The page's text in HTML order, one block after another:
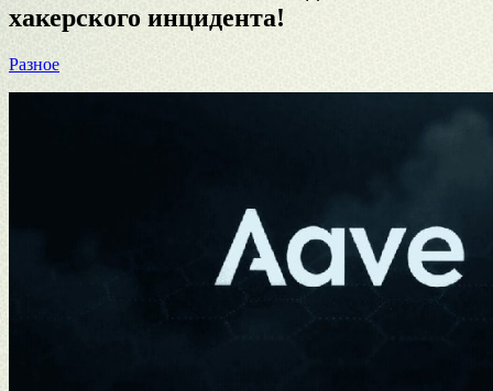
хакерского инцидента!
Разное